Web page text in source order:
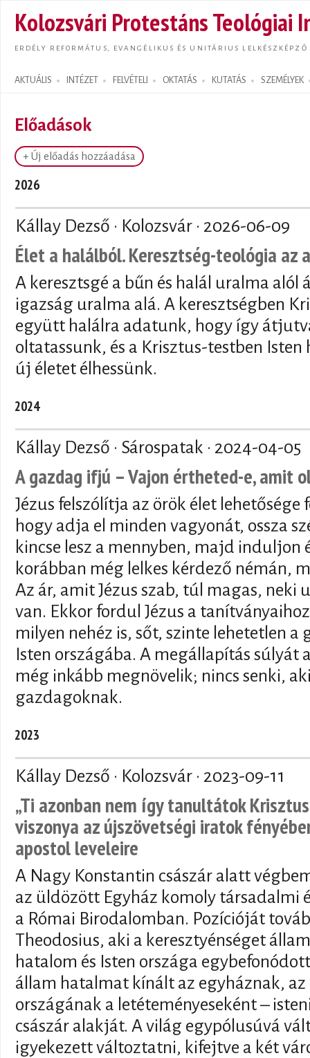
Kolozsvári Protestáns Teológiai
ERDÉLY REFORMÁTUS, EVANGÉLIKUS ÉS UNITÁRIUS LELKÉSZKÉPZŐ
AKTUÁLIS INTÉZET FELVÉTELI OKTATÁS KUTATÁS SZEMÉLYEK
Search form
Előadások
+ Új előadás hozzáadása
2026
Kállay Dezső · Kolozsvár · 2026-06-09
Élet a halálból. Keresztség-teológia az
A keresztsgé a bűn és halál uralma alól
igazság uralma alá. A keresztségben
együtt halálra adatunk, hogy így
oltatassunk, és a Krisztus-testben
új életet élhessünk.
2024
Kállay Dezső · Sárospatak · 2024-04-05
A gazdag ifjú – Vajon értheted-e, amit
Jézus felszólítja az örök élet
hogy adja el minden vagyonát, ossza
kincse lesz a mennyben, majd induljon
korábban még lelkes kérdező némán,
Az ár, amit Jézus szab, túl magas, neki
van. Ekkor fordul Jézus a
milyen nehéz is, sőt, szinte lehetetlen
Isten országába. A megállapítás súlyát
még inkább megnövelik; nincs senki,
gazdagoknak.
2023
Kállay Dezső · Kolozsvár · 2023-09-11
„Ti azonban nem így tanultátok
viszonya az újszövetségi iratok
apostol leveleire
A Nagy Konstantin császár alatt
az üldözött Egyház komoly társadalmi
a Római Birodalomban. Pozícióját
Theodosius, aki a keresztyénséget
hatalom és Isten országa
állam hatalmat kínált az egyháznak, az
országának a letéteményeseként –
császár alakját. A világ egypólusúvá
igyekezett változtatni, kifejtve a két